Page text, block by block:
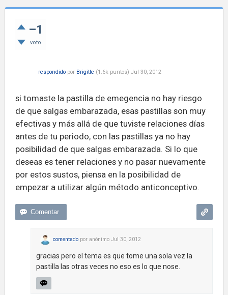
–1
voto
respondido por Brigitte (1.6k puntos) Jul 30, 2012
si tomaste la pastilla de emegencia no hay riesgo
de que salgas embarazada, esas pastillas son muy
efectivas y más allá de que tuviste relaciones días
antes de tu periodo, con las pastillas ya no hay
posibilidad de que salgas embarazada. Si lo que
deseas es tener relaciones y no pasar nuevamente
por estos sustos, piensa en la posibilidad de
empezar a utilizar algún método anticonceptivo.
comentado por anónimo Jul 30, 2012
gracias pero el tema es que tome una sola vez la
pastilla las otras veces no eso es lo que nose.